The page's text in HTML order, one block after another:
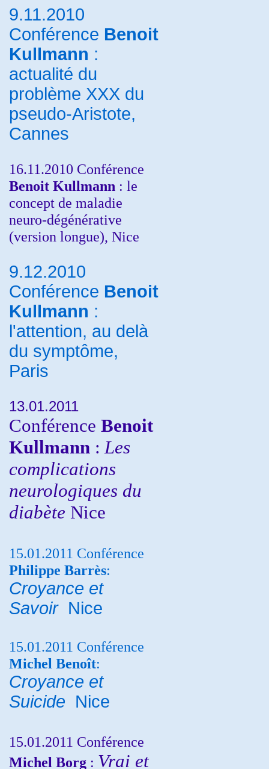
9.11.2010
Conférence Benoit
Kullmann :
actualité du
problème XXX du
pseudo-Aristote,
Cannes
16.11.2010 Conférence
Benoit Kullmann : le
concept de maladie
neuro-dégénérative
(version longue), Nice
9.12.2010
Conférence Benoit
Kullmann :
l'attention, au delà
du symptôme,
Paris
13.01.2011
Conférence Benoit
Kullmann : Les
complications
neurologiques du
diabète Nice
15.01.2011 Conférence
Philippe Barrès:
Croyance et
Savoir Nice
15.01.2011 Conférence
Michel Benoît:
Croyance et
Suicide Nice
15.01.2011 Conférence
Michel Borg : Vrai et